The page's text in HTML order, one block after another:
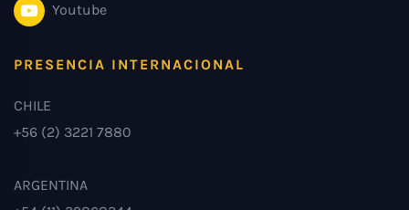
Youtube
PRESENCIA INTERNACIONAL
CHILE
+56 (2) 3221 7880
ARGENTINA